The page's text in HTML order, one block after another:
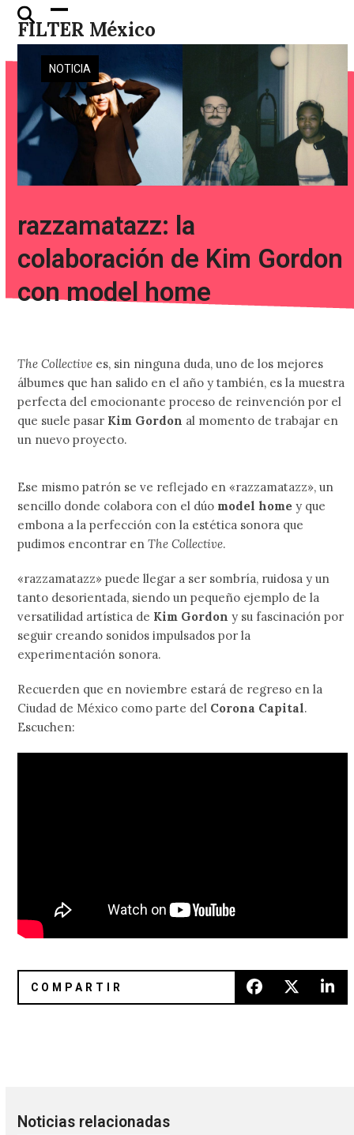
Skip
content
FILTER México
Open
mobile
menu
Close
mobile
menu
NOTICIA
razzamatazz: la
colaboración de Kim Gordon
con model home
The Collective es, sin ninguna duda, uno de los mejores
álbumes que han salido en el año y también, es la muestra
perfecta del emocionante proceso de reinvención por el
que suele pasar Kim Gordon al momento de trabajar en
un nuevo proyecto.
Ese mismo patrón se ve reflejado en «razzamatazz», un
sencillo donde colabora con el dúo model homey que
embona a la perfección con la estética sonora que
pudimos encontrar enThe Collective.
«razzamatazz» puede llegar a ser sombría, ruidosa y un
tanto desorientada, siendo un pequeño ejemplo de la
versatilidad artística de Kim Gordon y su fascinación por
seguir creando sonidos impulsados por la
experimentación sonora.
Recuerden que en noviembre estará de regreso en la
Ciudad de México como parte del Corona Capital.
Escuchen:
Noticias relacionadas